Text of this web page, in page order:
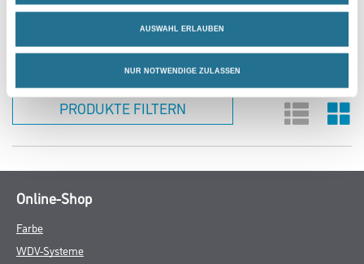
AUSWAHL ERLAUBEN
NUR NOTWENDIGE ZULASSEN
PRODUKTE FILTERN
Online-Shop
Farbe
WDV-Systeme